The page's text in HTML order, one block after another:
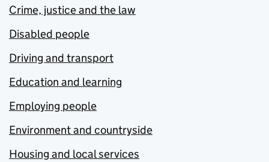
Crime, justice and the law
Disabled people
Driving and transport
Education and learning
Employing people
Environment and countryside
Housing and local services